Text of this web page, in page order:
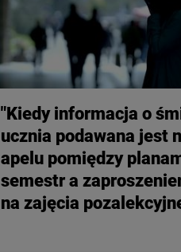
"Kiedy informacja o
ucznia podawana jest
apelu pomiędzy
semestr a
na zajęcia